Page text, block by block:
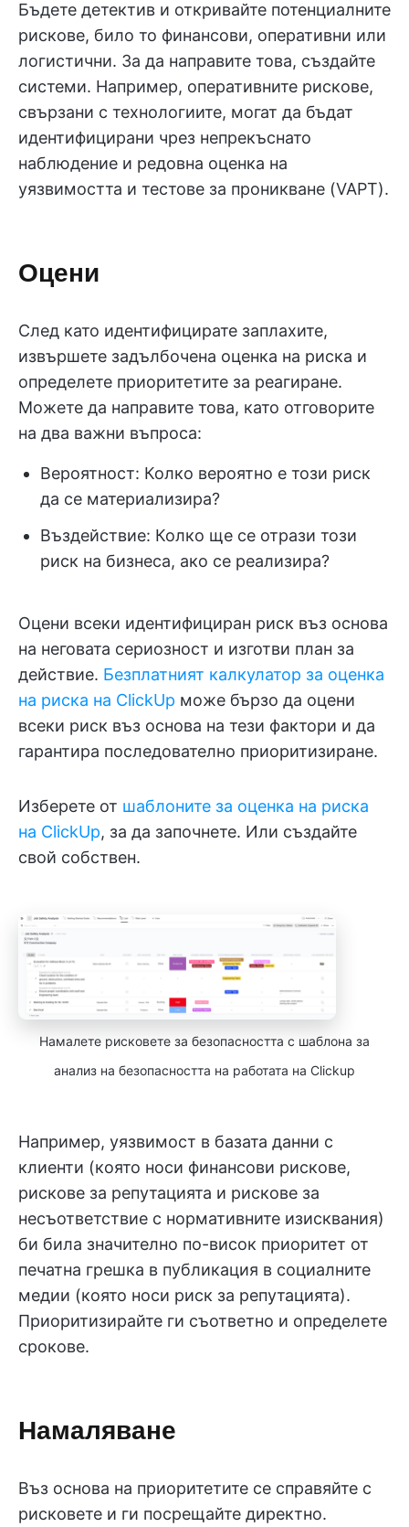
Бъдете детектив и откривайте потенциалните
рискове, било то финансови, оперативни или
логистични. За да направите това, създайте
системи. Например, оперативните рискове,
свързани с технологиите, могат да бъдат
идентифицирани чрез непрекъснато
наблюдение и редовна оценка на
уязвимостта и тестове за проникване (VAPT).
Оцени
След като идентифицирате заплахите,
извършете задълбочена оценка на риска и
определете приоритетите за реагиране.
Можете да направите това, като отговорите
на два важни въпроса:
Вероятност: Колко вероятно е този риск
да се материализира?
Въздействие: Колко ще се отрази този
риск на бизнеса, ако се реализира?
Оцени всеки идентифициран риск въз основа
на неговата сериозност и изготви план за
действие. Безплатният калкулатор за оценка
на риска на ClickUp може бързо да оцени
всеки риск въз основа на тези фактори и да
гарантира последователно приоритизиране.
Изберете от шаблоните за оценка на риска
на ClickUp, за да започнете. Или създайте
свой собствен.
Намалете рисковете за безопасността с шаблона за
анализ на безопасността на работата на Clickup
Например, уязвимост в базата данни с
клиенти (която носи финансови рискове,
рискове за репутацията и рискове за
несъответствие с нормативните изисквания)
би била значително по-висок приоритет от
печатна грешка в публикация в социалните
медии (която носи риск за репутацията).
Приоритизирайте ги съответно и определете
срокове.
Намаляване
Въз основа на приоритетите се справяйте с
рисковете и ги посрещайте директно.